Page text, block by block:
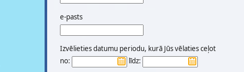
e-pasts
Izvēlieties datumu periodu, kurā Jūs vēlaties ceļot
no:
līdz: